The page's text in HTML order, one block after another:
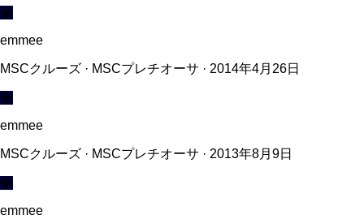
💎
emmee
MSCクルーズ · MSCプレチオーサ · 2014年4月26日
💎
emmee
MSCクルーズ · MSCプレチオーサ · 2013年8月9日
💎
emmee